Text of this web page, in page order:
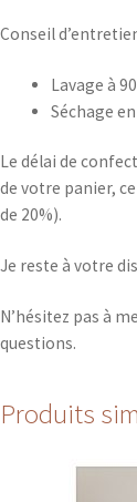
Conseil
Lavage à 90
Séchage
Le délai de
de votre panier,
de 20%).
Je reste à votre
N’hésitez pas à
questions.
Produits